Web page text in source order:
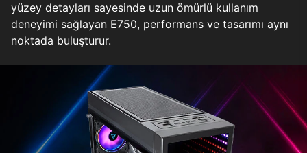
yüzey detayları sayesinde uzun ömürlü kullanım
deneyimi sağlayan E750, performans ve tasarımı aynı
noktada buluşturur.